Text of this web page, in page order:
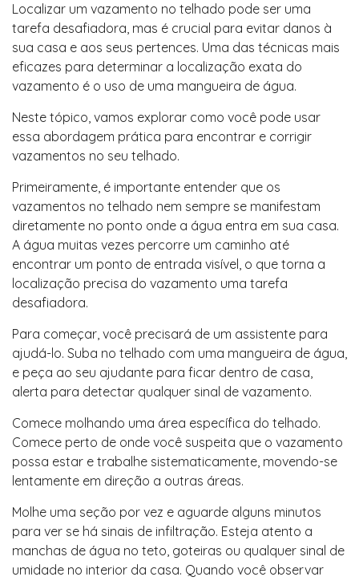
Localizar um vazamento no telhado pode ser uma
tarefa desafiadora, mas é crucial para evitar danos à
sua casa e aos seus pertences. Uma das técnicas mais
eficazes para determinar a localização exata do
vazamento é o uso de uma mangueira de água.
Neste tópico, vamos explorar como você pode usar
essa abordagem prática para encontrar e corrigir
vazamentos no seu telhado.
Primeiramente, é importante entender que os
vazamentos no telhado nem sempre se manifestam
diretamente no ponto onde a água entra em sua casa.
A água muitas vezes percorre um caminho até
encontrar um ponto de entrada visível, o que torna a
localização precisa do vazamento uma tarefa
desafiadora.
Para começar, você precisará de um assistente para
ajudá-lo. Suba no telhado com uma mangueira de água,
e peça ao seu ajudante para ficar dentro de casa,
alerta para detectar qualquer sinal de vazamento.
Comece molhando uma área específica do telhado.
Comece perto de onde você suspeita que o vazamento
possa estar e trabalhe sistematicamente, movendo-se
lentamente em direção a outras áreas.
Molhe uma seção por vez e aguarde alguns minutos
para ver se há sinais de infiltração. Esteja atento a
manchas de água no teto, goteiras ou qualquer sinal de
umidade no interior da casa. Quando você observar